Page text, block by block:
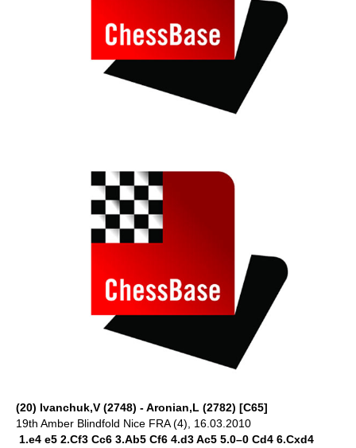
(20) Ivanchuk,V (2748) - Aronian,L (2782) [C65]
19th Amber Blindfold Nice FRA (4), 16.03.2010
1.e4 e5 2.Cf3 Cc6 3.Ab5 Cf6 4.d3 Ac5 5.0–0 Cd4 6.Cxd4